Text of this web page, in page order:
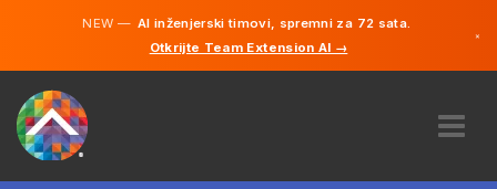
NEW —AI inženjerski timovi, spremni za 72 sata.
Otkrijte Team Extension AI →
×